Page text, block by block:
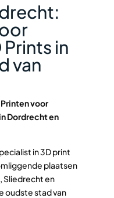
in
van
voor
Dordrecht en
in 3D print
plaatsen
Sliedrecht en
oudste stad van